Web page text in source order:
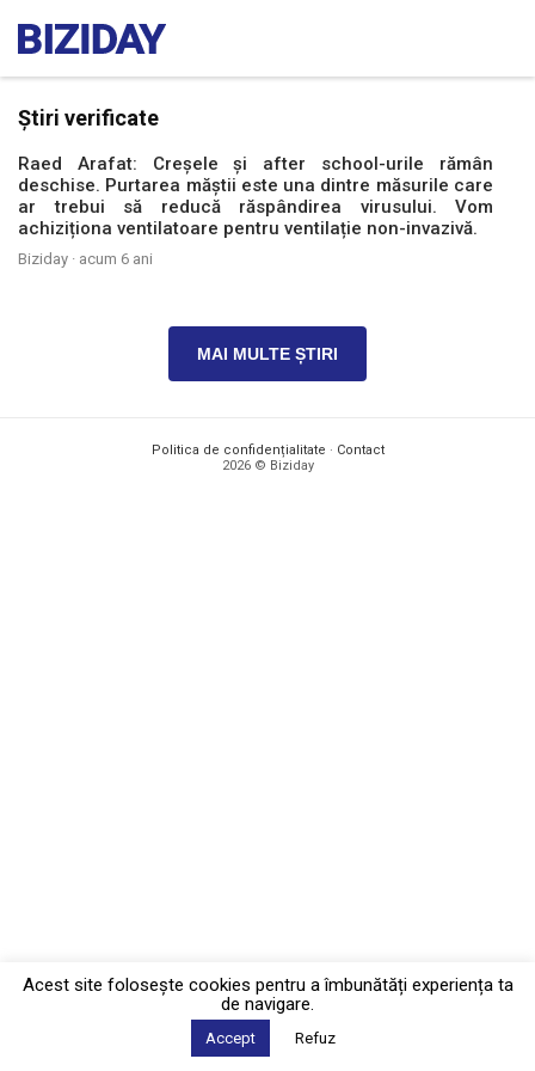
Știri verificate
Raed Arafat: Creșele și after school-urile rămân
deschise. Purtarea măștii este una dintre măsurile care
ar trebui să reducă răspândirea virusului. Vom
achiziționa ventilatoare pentru ventilație non-invazivă.
Biziday · acum 6 ani
MAI MULTE ȘTIRI
Politica de confidențialitate · Contact
2026 © Biziday
Acest site foloseşte cookies pentru a îmbunătăți experiența ta
de navigare.
Accept Refuz